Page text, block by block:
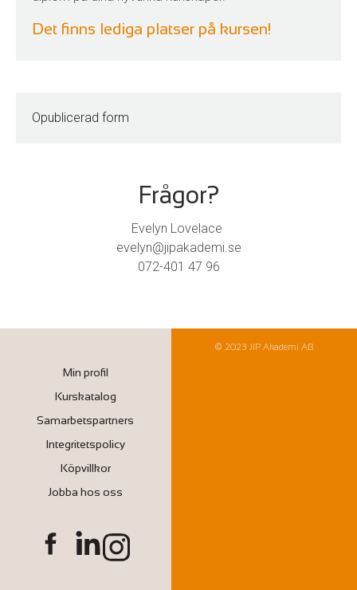
Det finns lediga platser på kursen!
Opublicerad form
Frågor?
Evelyn Lovelace
evelyn@jipakademi.se
072-401 47 96
Min profil
Kurskatalog
Samarbetspartners
Integritetspolicy
Köpvillkor
Jobba hos oss
© 2023 JIP Akademi AB